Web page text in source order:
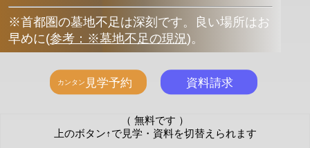
※首都圏の墓地不足は深刻です。良い場所はお
早めに(参考：※墓地不足の現況)。
（ 無料です ）
上のボタン↑で見学・資料を切替えられます